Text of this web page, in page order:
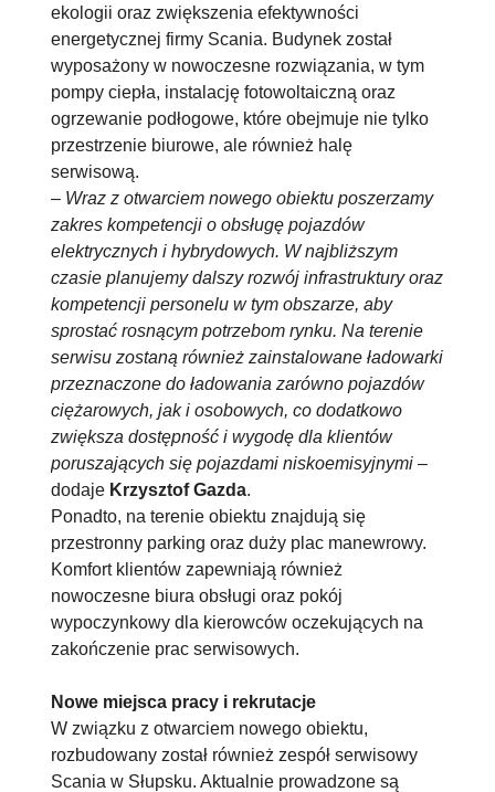
ekologii oraz zwiększenia efektywności
energetycznej firmy Scania. Budynek został
wyposażony w nowoczesne rozwiązania, w tym
pompy ciepła, instalację fotowoltaiczną oraz
ogrzewanie podłogowe, które obejmuje nie tylko
przestrzenie biurowe, ale również halę
serwisową.
– Wraz z otwarciem nowego obiektu poszerzamy
zakres kompetencji o obsługę pojazdów
elektrycznych i hybrydowych. W najbliższym
czasie planujemy dalszy rozwój infrastruktury oraz
kompetencji personelu w tym obszarze, aby
sprostać rosnącym potrzebom rynku. Na terenie
serwisu zostaną również zainstalowane ładowarki
przeznaczone do ładowania zarówno pojazdów
ciężarowych, jak i osobowych, co dodatkowo
zwiększa dostępność i wygodę dla klientów
poruszających się pojazdami niskoemisyjnymi –
dodaje Krzysztof Gazda.
Ponadto, na terenie obiektu znajdują się
przestronny parking oraz duży plac manewrowy.
Komfort klientów zapewniają również
nowoczesne biura obsługi oraz pokój
wypoczynkowy dla kierowców oczekujących na
zakończenie prac serwisowych.
Nowe miejsca pracy i rekrutacje
W związku z otwarciem nowego obiektu,
rozbudowany został również zespół serwisowy
Scania w Słupsku. Aktualnie prowadzone są